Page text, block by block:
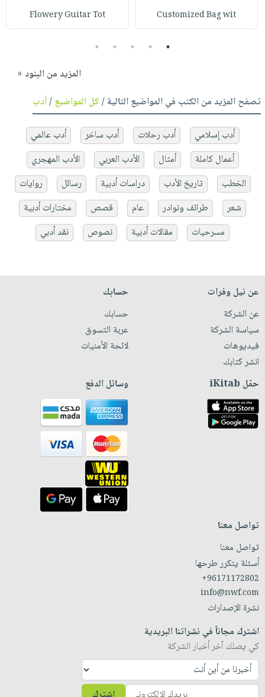
Customized Bag wit
Flowery Guitar Tot
1
2
3
4
5
المزيد من البنود »
تصفح المزيد من الكتب في المواضيع التالية /كل المواضيع/أدب
أدب إسلامي أدب رحلات أدب ساخر
أدب عالمي
أعمال كاملة
أمثال الأدب العربي
الأدب المهجري
الخطب
تاريخ الأدب دراسات أدبية رسائل
روايات
شعر
طرائف ونوادر عام قصص
مختارات أدبية
مسرحيات
مقالات أدبية نصوص نقد أدبي
عن نيل وفرات
عن الشركة
سياسة الشركة
فيديوهات
انشر كتابك
حسابك
حسابك
عربة التسوق
لائحة الأمنيات
حمّل iKitab وسائل الدفع
تواصل معنا
تواصل معنا
أسئلة يتكرر طرحها
+96171172802
info@nwf.com
نشرة الإصدارات
اشترك مجاناً في نشراتنا البريدية
كي يصلك آخر أخبار الشركة